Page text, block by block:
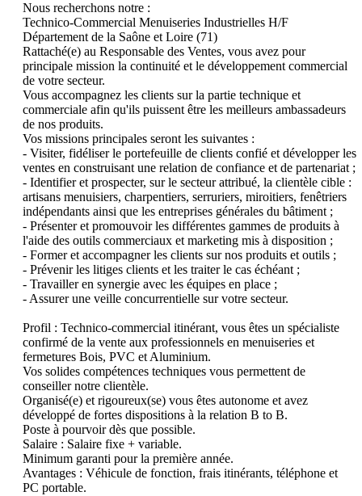
Nous recherchons notre :
Technico-Commercial Menuiseries Industrielles H/F
Département de la Saône et Loire (71)
Rattaché(e) au Responsable des Ventes, vous avez pour
principale mission la continuité et le développement commercial
de votre secteur.
Vous accompagnez les clients sur la partie technique et
commerciale afin qu'ils puissent être les meilleurs ambassadeurs
de nos produits.
Vos missions principales seront les suivantes :
- Visiter, fidéliser le portefeuille de clients confié et développer les
ventes en construisant une relation de confiance et de partenariat ;
- Identifier et prospecter, sur le secteur attribué, la clientèle cible :
artisans menuisiers, charpentiers, serruriers, miroitiers, fenêtriers
indépendants ainsi que les entreprises générales du bâtiment ;
- Présenter et promouvoir les différentes gammes de produits à
l'aide des outils commerciaux et marketing mis à disposition ;
- Former et accompagner les clients sur nos produits et outils ;
- Prévenir les litiges clients et les traiter le cas échéant ;
- Travailler en synergie avec les équipes en place ;
- Assurer une veille concurrentielle sur votre secteur.
Profil : Technico-commercial itinérant, vous êtes un spécialiste
confirmé de la vente aux professionnels en menuiseries et
fermetures Bois, PVC et Aluminium.
Vos solides compétences techniques vous permettent de
conseiller notre clientèle.
Organisé(e) et rigoureux(se) vous êtes autonome et avez
développé de fortes dispositions à la relation B to B.
Poste à pourvoir dès que possible.
Salaire : Salaire fixe + variable.
Minimum garanti pour la première année.
Avantages : Véhicule de fonction, frais itinérants, téléphone et
PC portable.